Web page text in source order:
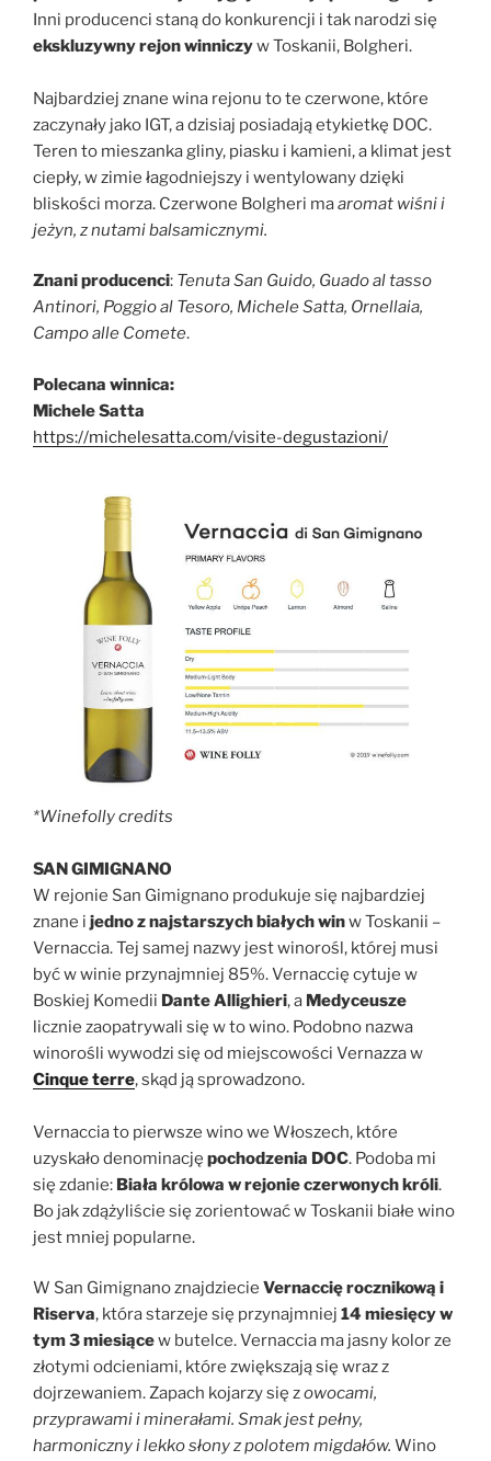
Inni producenci staną do konkurencji i tak narodzi się
ekskluzywny rejon winniczyw Toskanii, Bolgheri.
Najbardziej znane wina rejonu to te czerwone, które
zaczynały jako IGT, a dzisiaj posiadają etykietkę DOC.
Teren to mieszanka gliny, piasku i kamieni, a klimat jest
ciepły, w zimie łagodniejszy i wentylowany dzięki
bliskości morza. Czerwone Bolgheri maaromat wiśni i
jeżyn, z nutami balsamicznymi.
Znani producenci: Tenuta San Guido, Guado al tasso
Antinori, Poggio al Tesoro, Michele Satta, Ornellaia,
Campo alle Comete.
Polecana winnica:
Michele Satta
https://michelesatta.com/visite-degustazioni/
*Winefolly credits
SAN GIMIGNANO
W rejonie San Gimignano produkuje się najbardziej
znane i jedno z najstarszych białych winw Toskanii –
Vernaccia. Tej samej nazwy jest winorośl, której musi
być w winie przynajmniej 85%. Vernaccię cytuje w
Boskiej Komedii Dante Allighieri, a Medyceusze
licznie zaopatrywali się w to wino. Podobno nazwa
winorośli wywodzi się od miejscowości Vernazza w
Cinque terre, skąd ją sprowadzono.
Vernaccia to pierwsze wino we Włoszech, które
uzyskało denominację pochodzenia DOC. Podoba mi
się zdanie: Biała królowa w rejonie czerwonych króli.
Bo jak zdążyliście się zorientować w Toskanii białe wino
jest mniej popularne.
W San Gimignano znajdziecie Vernaccię rocznikową i
Riserva, która starzeje się przynajmniej 14 miesięcy w
tym 3 miesiącew butelce. Vernaccia ma jasny kolor ze
złotymi odcieniami, które zwiększają się wraz z
dojrzewaniem. Zapach kojarzy się zowocami,
przyprawami i minerałami. Smak jest pełny,
harmoniczny i lekko słony z polotem migdałów. Wino